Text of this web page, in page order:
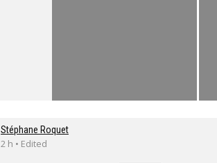
Stéphane Roquet
2 h • Edited